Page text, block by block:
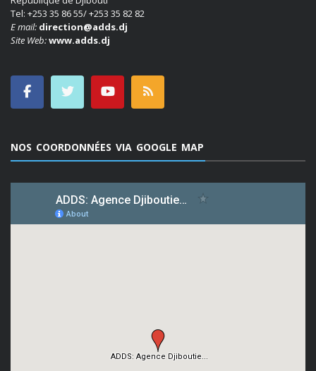
Tel: +253 35 86 55/ +253 35 82 82
E mail: direction@adds.dj
Site Web:www.adds.dj
NOS COORDONNÉES VIA GOOGLE MAP